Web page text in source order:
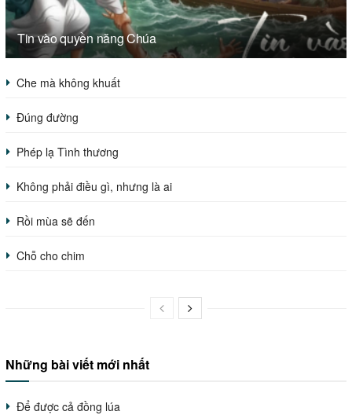
Tin vào quyền năng Chúa
Che mà không khuất
Đúng đường
Phép lạ Tình thương
Không phải điều gì, nhưng là ai
Rồi mùa sẽ đến
Chỗ cho chim
Những bài viết mới nhất
Để được cả đồng lúa